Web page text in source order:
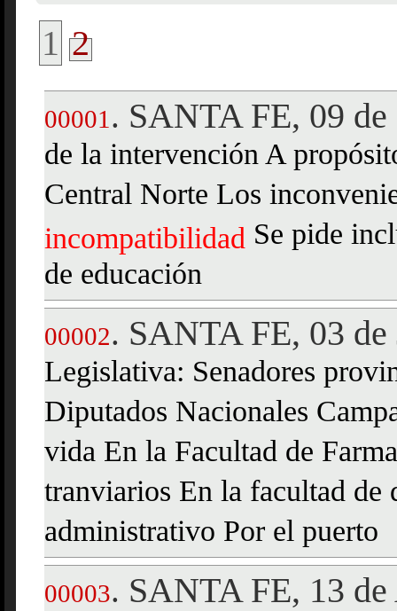
1 2
00001 . SANTA FE, 09
de la intervención A
Central Norte Los
incompatibilidad Se pide
de educación
00002. SANTA FE, 03
Legislativa: Senadores
Diputados Nacionales
vida En la Facultad de
tranviarios En la facultad de
administrativo Por el puerto
00003. SANTA FE, 13